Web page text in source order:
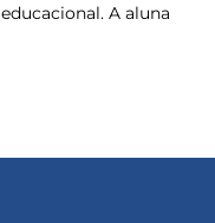
A aluna